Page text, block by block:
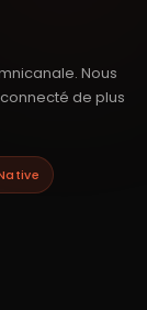
Nous
de plus